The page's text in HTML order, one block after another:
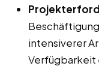
intensiverer
Verfügbarkeit